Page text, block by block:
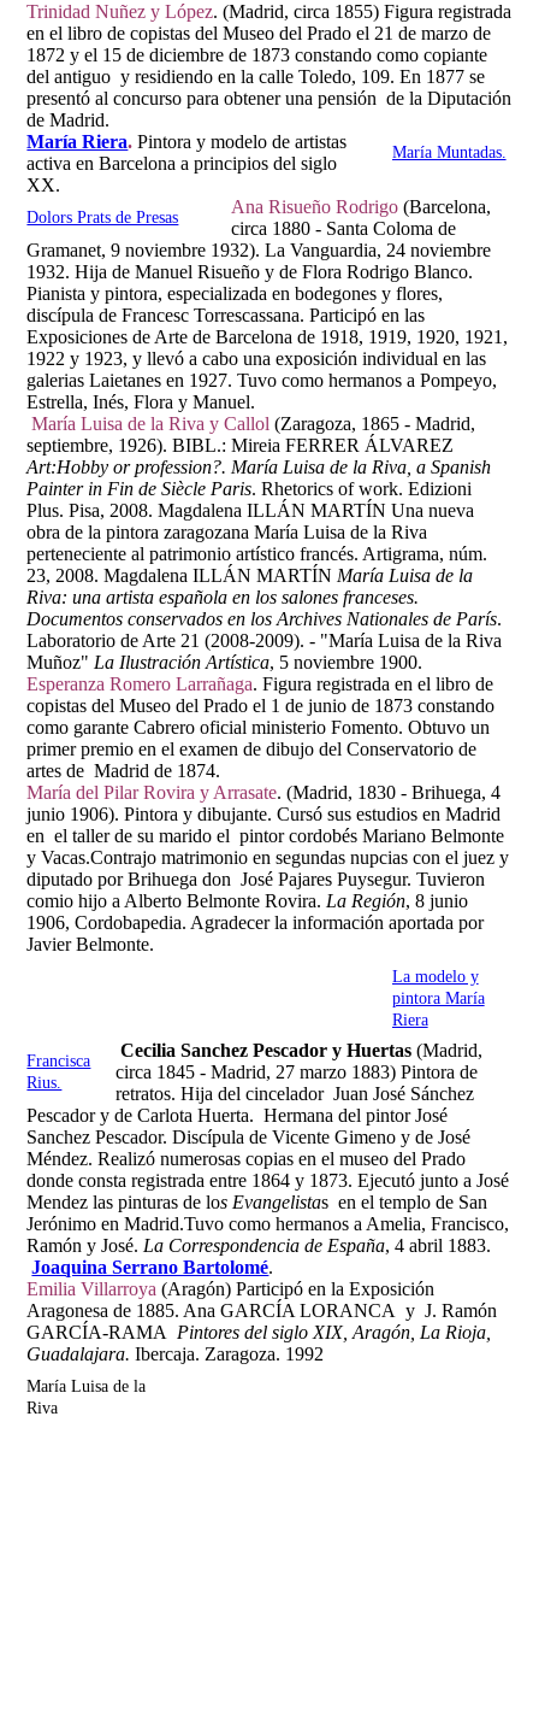
Trinidad Nuñez y López. (Madrid, circa 1855) Figura registrada
en el libro de copistas del Museo del Prado el 21 de marzo de
1872 y el 15 de diciembre de 1873 constando como copiante
del antiguo y residiendo en la calle Toledo, 109. En 1877 se
presentó al concurso para obtener una pensión de la Diputación
de Madrid.
María Muntadas.
María Riera. Pintora y modelo de artistas
activa en Barcelona a principios del siglo
XX.
Dolors Prats de Presas Ana Risueño Rodrigo(Barcelona,
circa 1880 - Santa Coloma de
Gramanet, 9 noviembre 1932). La Vanguardia, 24 noviembre
1932. Hija de Manuel Risueño y de Flora Rodrigo Blanco.
Pianista y pintora, especializada en bodegones y flores,
discípula de Francesc Torrescassana. Participó en las
Exposiciones de Arte de Barcelona de 1918, 1919, 1920, 1921,
1922 y 1923, y llevó a cabo una exposición individual en las
galerias Laietanes en 1927. Tuvo como hermanos a Pompeyo,
Estrella, Inés, Flora y Manuel.
María Luisa de la Riva y Callol (Zaragoza, 1865 - Madrid,
septiembre, 1926). BIBL.: Mireia FERRER ÁLVAREZ
Art:Hobby or profession?. María Luisa de la Riva, a Spanish
Painter in Fin de Siècle Paris. Rhetorics of work. Edizioni
Plus. Pisa, 2008. Magdalena ILLÁN MARTÍN Una nueva
obra de la pintora zaragozana María Luisa de la Riva
perteneciente al patrimonio artístico francés. Artigrama, núm.
23, 2008. Magdalena ILLÁN MARTÍN María Luisa de la
Riva: una artista española en los salones franceses.
Documentos conservados en los Archives Nationales de París.
Laboratorio de Arte 21 (2008-2009). - "María Luisa de la Riva
Muñoz" La Ilustración Artística, 5 noviembre 1900.
Esperanza Romero Larrañaga. Figura registrada en el libro de
copistas del Museo del Prado el 1 de junio de 1873 constando
como garante Cabrero oficial ministerio Fomento. Obtuvo un
primer premio en el examen de dibujo del Conservatorio de
artes de Madrid de 1874.
María del Pilar Rovira y Arrasate. (Madrid, 1830 - Brihuega, 4
junio 1906). Pintora y dibujante. Cursó sus estudios en Madrid
en el taller de su marido el pintor cordobés Mariano Belmonte
y Vacas.Contrajo matrimonio en segundas nupcias con el juez y
diputado por Brihuega don José Pajares Puysegur. Tuvieron
comio hijo a Alberto Belmonte Rovira. La Región, 8 junio
1906, Cordobapedia. Agradecer la información aportada por
Javier Belmonte.
La modelo y
pintora María
Riera
Francisca
Rius.
Cecilia Sanchez Pescador y Huertas(Madrid,
circa 1845 - Madrid, 27 marzo 1883) Pintora de
retratos. Hija del cincelador Juan José Sánchez
Pescador y de Carlota Huerta. Hermana del pintor José
Sanchez Pescador. Discípula de Vicente Gimeno y de José
Méndez. Realizó numerosas copias en el museo del Prado
donde consta registrada entre 1864 y 1873. Ejecutó junto a José
Mendez las pinturas de los Evangelistas en el templo de San
Jerónimo en Madrid.Tuvo como hermanos a Amelia, Francisco,
Ramón y José. La Correspondencia de España, 4 abril 1883.
Joaquina Serrano Bartolomé.
Emilia Villarroya(Aragón) Participó en la Exposición
Aragonesa de 1885. Ana GARCÍA LORANCA y J. Ramón
GARCÍA-RAMA
Pintores del siglo XIX, Aragón, La Rioja,
Guadalajara.Ibercaja. Zaragoza. 1992
María Luisa de la
Riva